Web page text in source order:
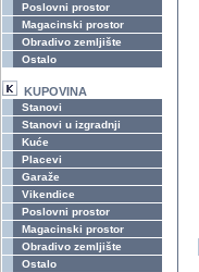
Poslovni prostor
Magacinski prostor
Obradivo zemljište
Ostalo
KUPOVINA
Stanovi
Stanovi u izgradnji
Kuće
Placevi
Garaže
Vikendice
Poslovni prostor
Magacinski prostor
Obradivo zemljište
Ostalo